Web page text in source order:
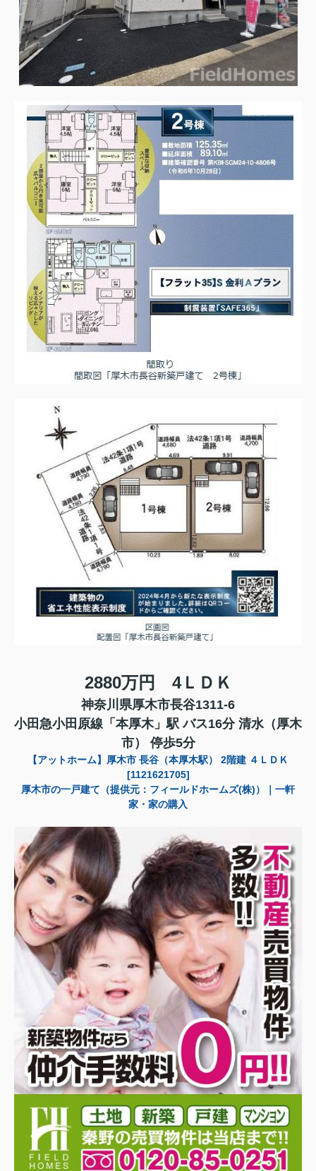
2880万円 4ＬＤＫ
神奈川県厚木市長谷1311-6
小田急小田原線「本厚木」駅 バス16分 清水（厚木
市） 停歩5分
【アットホーム】厚木市 長谷（本厚木駅） 2階建 ４ＬＤＫ
[1121621705]
厚木市の一戸建て（提供元：フィールドホームズ(株)）｜一軒
家・家の購入